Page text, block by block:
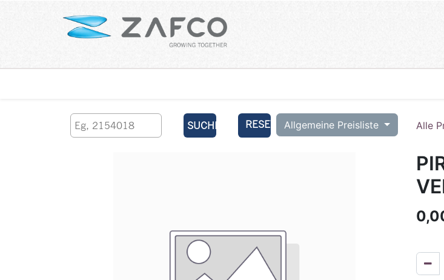
SUCHEN RESET Allgemeine Preisliste Alle